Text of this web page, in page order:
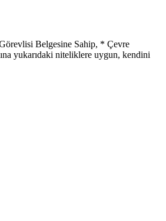
Belgesine Sahip, * Çevre
yukarıdaki niteliklere uygun, kendini